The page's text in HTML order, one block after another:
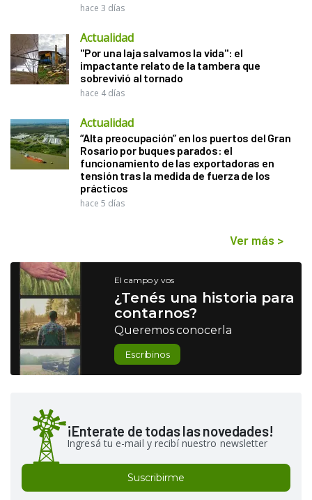
hace 3 días
Actualidad
"Por una laja salvamos la vida": el
impactante relato de la tambera que
sobrevivió al tornado
hace 4 días
Actualidad
“Alta preocupación” en los puertos del Gran
Rosario por buques parados: el
funcionamiento de las exportadoras en
tensión tras la medida de fuerza de los
prácticos
hace 5 días
Ver más >
El campo y vos
¿Tenés una historia para
contarnos?
Queremos conocerla
Escribinos
¡Enterate de todas las novedades!
Ingresá tu e-mail y recibí nuestro newsletter
Suscribirme